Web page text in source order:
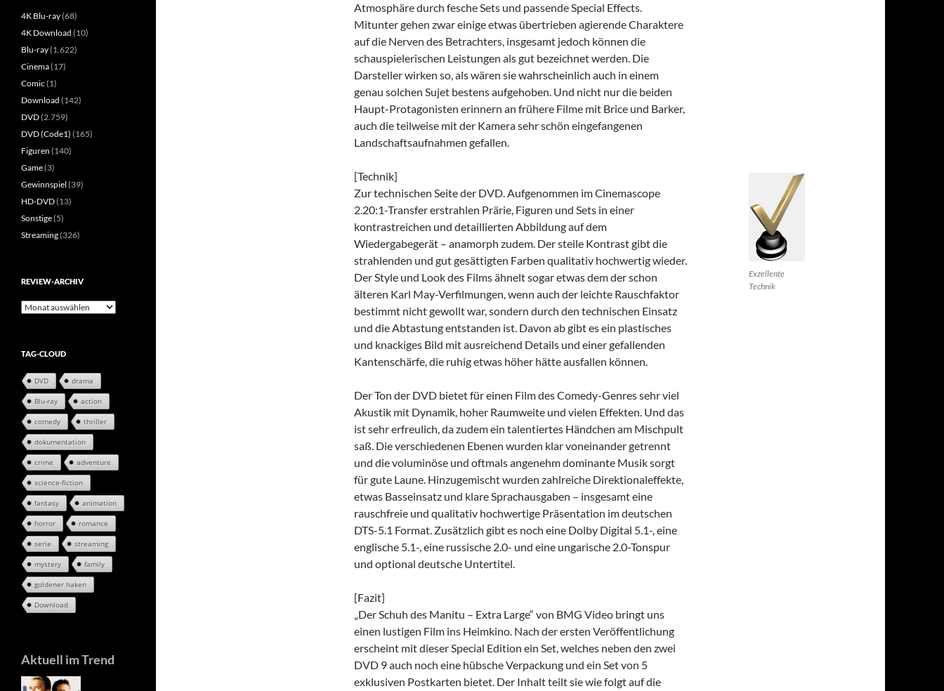
Atmosphäre durch fesche Sets und passende Special Effects.
Mitunter gehen zwar einige etwas übertrieben agierende Charaktere
auf die Nerven des Betrachters, insgesamt jedoch können die
schauspielerischen Leistungen als gut bezeichnet werden. Die
Darsteller wirken so, als wären sie wahrscheinlich auch in einem
genau solchen Sujet bestens aufgehoben. Und nicht nur die beiden
Haupt-Protagonisten erinnern an frühere Filme mit Brice und Barker,
auch die teilweise mit der Kamera sehr schön eingefangenen
Landschaftsaufnahmen gefallen.
Exzellente
Technik
[Technik]
Zur technischen Seite der DVD. Aufgenommen im Cinemascope
2.20:1-Transfer erstrahlen Prärie, Figuren und Sets in einer
kontrastreichen und detaillierten Abbildung auf dem
Wiedergabegerät – anamorph zudem. Der steile Kontrast gibt die
strahlenden und gut gesättigten Farben qualitativ hochwertig wieder.
Der Style und Look des Films ähnelt sogar etwas dem der schon
älteren Karl May-Verfilmungen, wenn auch der leichte Rauschfaktor
bestimmt nicht gewollt war, sondern durch den technischen Einsatz
und die Abtastung entstanden ist. Davon ab gibt es ein plastisches
und knackiges Bild mit ausreichend Details und einer gefallenden
Kantenschärfe, die ruhig etwas höher hätte ausfallen können.
Der Ton der DVD bietet für einen Film des Comedy-Genres sehr viel
Akustik mit Dynamik, hoher Raumweite und vielen Effekten. Und das
ist sehr erfreulich, da zudem ein talentiertes Händchen am Mischpult
saß. Die verschiedenen Ebenen wurden klar voneinander getrennt
und die voluminöse und oftmals angenehm dominante Musik sorgt
für gute Laune. Hinzugemischt wurden zahlreiche Direktionaleffekte,
etwas Basseinsatz und klare Sprachausgaben – insgesamt eine
rauschfreie und qualitativ hochwertige Präsentation im deutschen
DTS-5.1 Format. Zusätzlich gibt es noch eine Dolby Digital 5.1-, eine
englische 5.1-, eine russische 2.0- und eine ungarische 2.0-Tonspur
und optional deutsche Untertitel.
[Fazit]
„Der Schuh des Manitu – Extra Large“ von BMG Video bringt uns
einen lustigen Film ins Heimkino. Nach der ersten Veröffentlichung
erscheint mit dieser Special Edition ein Set, welches neben den zwei
DVD 9 auch noch eine hübsche Verpackung und ein Set von 5
exklusiven Postkarten bietet. Der Inhalt teilt sie wie folgt auf die
4K Blu-ray(68)
4K Download (10)
Blu-ray(1.622)
Cinema(17)
Comic (1)
Download (142)
DVD(2.759)
DVD (Code1) (165)
Figuren (140)
Game(3)
Gewinnspiel (39)
HD-DVD(13)
Sonstige(5)
Streaming(326)
REVIEW-ARCHIV
Review-
TAG-CLOUD
DVD drama
Blu-ray action
comedy thriller
dokumentation
crime adventure
science-fiction
fantasy animation
horror romance
serie streaming
mystery family
goldener haken
Download
Aktuell im Trend